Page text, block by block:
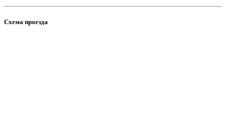
Схема проезда